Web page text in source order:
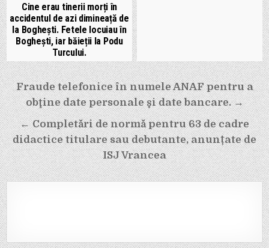
Cine erau tinerii morți în
accidentul de azi dimineață de
la Boghești. Fetele locuiau în
Boghești, iar băieții la Podu
Turcului.
Navigare
în
articole
Fraude telefonice în numele ANAF pentru a
obţine date personale şi date bancare. →
← Completări de normă pentru 63 de cadre
didactice titulare sau debutante, anunțate de
ISJ Vrancea